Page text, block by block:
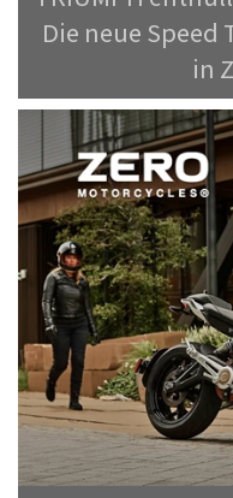
Die neue Speed
in